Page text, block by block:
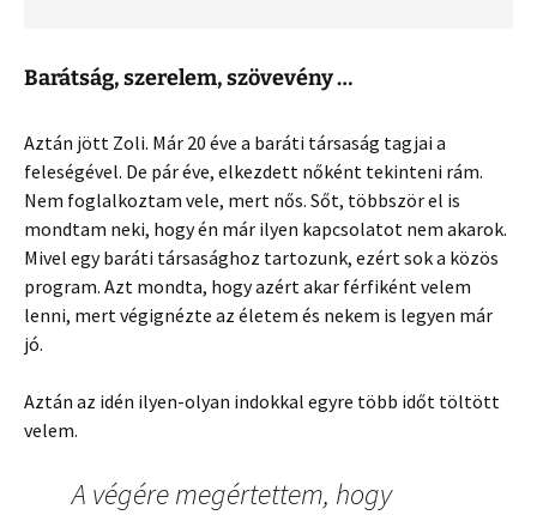
Barátság, szerelem, szövevény …
Aztán jött Zoli. Már 20 éve a baráti társaság tagjai a
feleségével. De pár éve, elkezdett nőként tekinteni rám.
Nem foglalkoztam vele, mert nős. Sőt, többször el is
mondtam neki, hogy én már ilyen kapcsolatot nem akarok.
Mivel egy baráti társasághoz tartozunk, ezért sok a közös
program. Azt mondta, hogy azért akar férfiként velem
lenni, mert végignézte az életem és nekem is legyen már
jó.
Aztán az idén ilyen-olyan indokkal egyre több időt töltött
velem.
A végére megértettem, hogy